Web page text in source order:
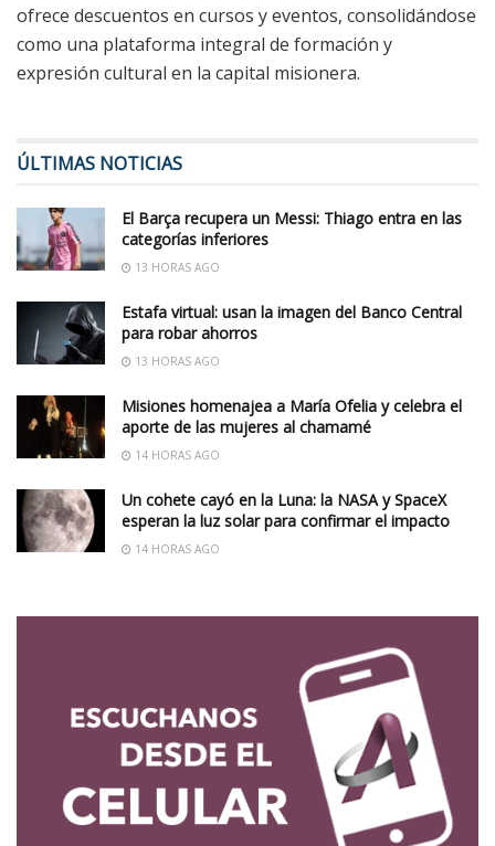
ofrece descuentos en cursos y eventos, consolidándose
como una plataforma integral de formación y
expresión cultural en la capital misionera.
ÚLTIMAS NOTICIAS
El Barça recupera un Messi: Thiago entra en las
categorías inferiores
13 HORAS AGO
Estafa virtual: usan la imagen del Banco Central
para robar ahorros
13 HORAS AGO
Misiones homenajea a María Ofelia y celebra el
aporte de las mujeres al chamamé
14 HORAS AGO
Un cohete cayó en la Luna: la NASA y SpaceX
esperan la luz solar para confirmar el impacto
14 HORAS AGO